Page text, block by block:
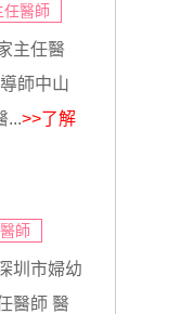
任醫師
主任醫
師中山
...>>了解
師
圳市婦幼
醫師 醫